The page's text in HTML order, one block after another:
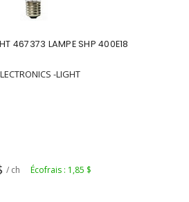
467373 LAMPE SHP 400E18
-LIGHT
/ ch Écofrais : 1,85 $